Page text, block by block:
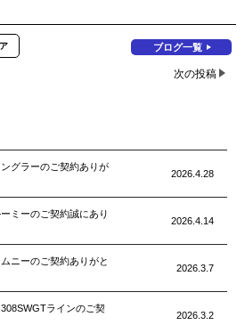
ブログ一覧
次の投稿
グラーのご契約ありが
2026.4.28
ミーのご契約誠にあり
2026.4.14
ニーのご契約ありがと
2026.3.7
ラインのご契
2026.3.2